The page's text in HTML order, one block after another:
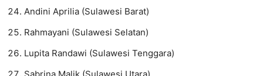
Andini Aprilia (Sulawesi Barat)
Rahmayani (Sulawesi Selatan)
Lupita Randawi (Sulawesi Tenggara)